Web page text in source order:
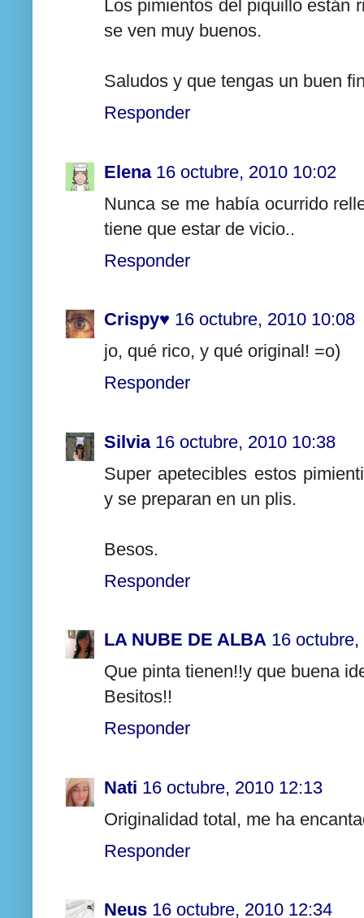
Los pimientos del piquillo están
se ven muy buenos.
Saludos y que tengas un buen
Responder
Elena 16 octubre, 2010 10:02
Nunca se me había ocurrido
tiene que estar de vicio..
Responder
Crispy♥ 16 octubre, 2010 10:08
jo, qué rico, y qué original! =o)
Responder
Silvia 16 octubre, 2010 10:38
Super apetecibles estos
y se preparan en un plis.
Besos.
Responder
LA NUBE DE ALBA 16
Que pinta tienen!!y que buena
Besitos!!
Responder
Nati 16 octubre, 2010 12:13
Originalidad total, me ha
Responder
Neus 16 octubre, 2010 12:34